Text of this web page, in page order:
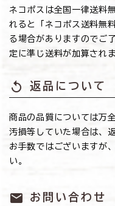
ネコポスは全国一律送料
れると「ネコポス送料無
る場合がありますのでご
定に準じ送料が加算されま
replay 返品について
商品の品質については万
汚損等していた場合は、
お手数ではございますが
い。
mail お問い合わせ